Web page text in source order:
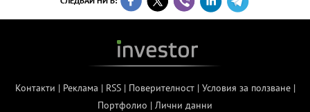
Контакти | Реклама | RSS| Поверителност| Условия за ползване|
Портфолио | Лични данни